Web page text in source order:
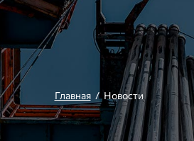
Главная/ Новости